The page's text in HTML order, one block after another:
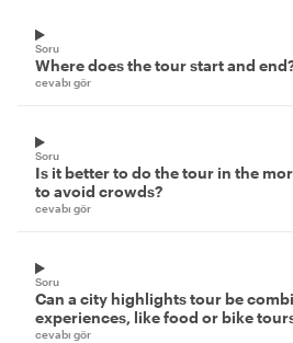
Soru
Where does the tour start and
cevabı gör
Soru
Is it better to do the tour in the
to avoid crowds?
cevabı gör
Soru
Can a city highlights tour be
experiences, like food or bike
cevabı gör